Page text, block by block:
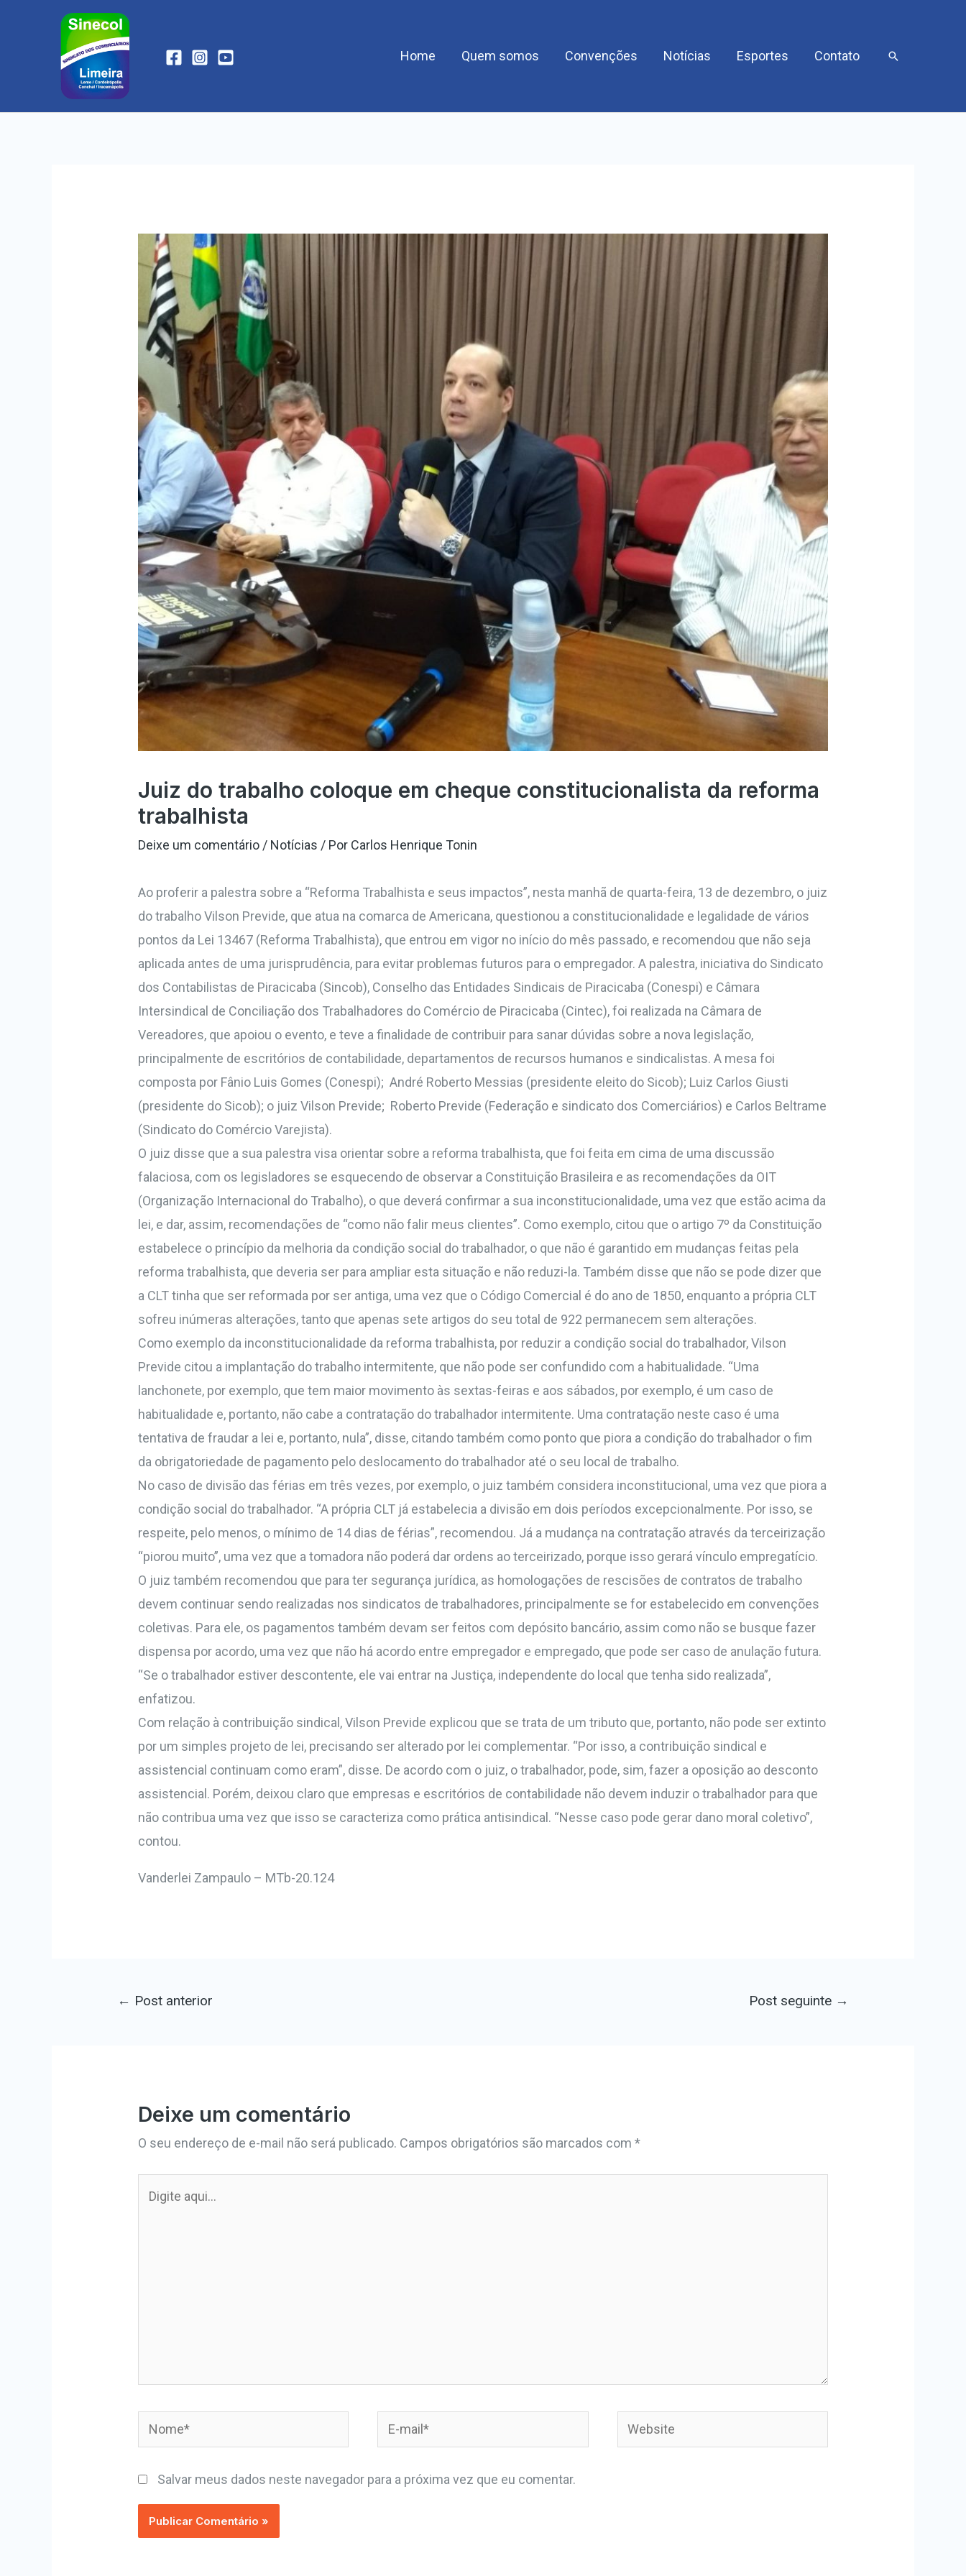
Home Quem somos Convenções Notícias Esportes Contato
Juiz do trabalho coloque em cheque constitucionalista da reforma
trabalhista
Deixe um comentário / Notícias / Por Carlos Henrique Tonin
Ao proferir a palestra sobre a “Reforma Trabalhista e seus impactos”, nesta manhã de quarta-feira, 13 de dezembro, o juiz
do trabalho Vilson Previde, que atua na comarca de Americana, questionou a constitucionalidade e legalidade de vários
pontos da Lei 13467 (Reforma Trabalhista), que entrou em vigor no início do mês passado, e recomendou que não seja
aplicada antes de uma jurisprudência, para evitar problemas futuros para o empregador. A palestra, iniciativa do Sindicato
dos Contabilistas de Piracicaba (Sincob), Conselho das Entidades Sindicais de Piracicaba (Conespi) e Câmara
Intersindical de Conciliação dos Trabalhadores do Comércio de Piracicaba (Cintec), foi realizada na Câmara de
Vereadores, que apoiou o evento, e teve a finalidade de contribuir para sanar dúvidas sobre a nova legislação,
principalmente de escritórios de contabilidade, departamentos de recursos humanos e sindicalistas. A mesa foi
composta por Fânio Luis Gomes (Conespi); André Roberto Messias (presidente eleito do Sicob); Luiz Carlos Giusti
(presidente do Sicob); o juiz Vilson Previde; Roberto Previde (Federação e sindicato dos Comerciários) e Carlos Beltrame
(Sindicato do Comércio Varejista).
O juiz disse que a sua palestra visa orientar sobre a reforma trabalhista, que foi feita em cima de uma discussão
falaciosa, com os legisladores se esquecendo de observar a Constituição Brasileira e as recomendações da OIT
(Organização Internacional do Trabalho), o que deverá confirmar a sua inconstitucionalidade, uma vez que estão acima da
lei, e dar, assim, recomendações de “como não falir meus clientes”. Como exemplo, citou que o artigo 7º da Constituição
estabelece o princípio da melhoria da condição social do trabalhador, o que não é garantido em mudanças feitas pela
reforma trabalhista, que deveria ser para ampliar esta situação e não reduzi-la. Também disse que não se pode dizer que
a CLT tinha que ser reformada por ser antiga, uma vez que o Código Comercial é do ano de 1850, enquanto a própria CLT
sofreu inúmeras alterações, tanto que apenas sete artigos do seu total de 922 permanecem sem alterações.
Como exemplo da inconstitucionalidade da reforma trabalhista, por reduzir a condição social do trabalhador, Vilson
Previde citou a implantação do trabalho intermitente, que não pode ser confundido com a habitualidade. “Uma
lanchonete, por exemplo, que tem maior movimento às sextas-feiras e aos sábados, por exemplo, é um caso de
habitualidade e, portanto, não cabe a contratação do trabalhador intermitente. Uma contratação neste caso é uma
tentativa de fraudar a lei e, portanto, nula”, disse, citando também como ponto que piora a condição do trabalhador o fim
da obrigatoriedade de pagamento pelo deslocamento do trabalhador até o seu local de trabalho.
No caso de divisão das férias em três vezes, por exemplo, o juiz também considera inconstitucional, uma vez que piora a
condição social do trabalhador. “A própria CLT já estabelecia a divisão em dois períodos excepcionalmente. Por isso, se
respeite, pelo menos, o mínimo de 14 dias de férias”, recomendou. Já a mudança na contratação através da terceirização
“piorou muito”, uma vez que a tomadora não poderá dar ordens ao terceirizado, porque isso gerará vínculo empregatício.
O juiz também recomendou que para ter segurança jurídica, as homologações de rescisões de contratos de trabalho
devem continuar sendo realizadas nos sindicatos de trabalhadores, principalmente se for estabelecido em convenções
coletivas. Para ele, os pagamentos também devam ser feitos com depósito bancário, assim como não se busque fazer
dispensa por acordo, uma vez que não há acordo entre empregador e empregado, que pode ser caso de anulação futura.
“Se o trabalhador estiver descontente, ele vai entrar na Justiça, independente do local que tenha sido realizada”,
enfatizou.
Com relação à contribuição sindical, Vilson Previde explicou que se trata de um tributo que, portanto, não pode ser extinto
por um simples projeto de lei, precisando ser alterado por lei complementar. “Por isso, a contribuição sindical e
assistencial continuam como eram”, disse. De acordo com o juiz, o trabalhador, pode, sim, fazer a oposição ao desconto
assistencial. Porém, deixou claro que empresas e escritórios de contabilidade não devem induzir o trabalhador para que
não contribua uma vez que isso se caracteriza como prática antisindical. “Nesse caso pode gerar dano moral coletivo”,
contou.
Vanderlei Zampaulo – MTb-20.124
← Post anterior Post seguinte →
Deixe um comentário
O seu endereço de e-mail não será publicado. Campos obrigatórios são marcados com*
Salvar meus dados neste navegador para a próxima vez que eu comentar.